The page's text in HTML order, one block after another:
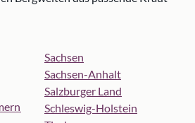
Sachsen
Sachsen-Anhalt
Salzburger Land
Schleswig-Holstein